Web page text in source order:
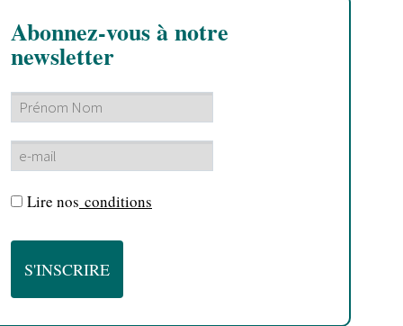
Abonnez-vous à notre
newsletter
Lire nos conditions